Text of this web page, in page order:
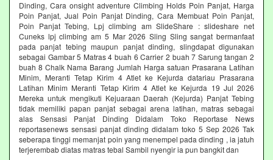
Dinding, Cara onsight adventure Climbing Holds Poin Panjat, Harga
Poin Panjat, Jual Poin Panjat Dinding, Cara Membuat Poin Panjat,
Poin Panjat Tebing, Lpj climbing am SlideShare : slideshare net
Cuneks lpj climbing am 5 Mar 2026 Sling Sling sangat bermanfaat
pada panjat tebing maupun panjat dinding, slingdapat digunakan
sebagai Gambar 5 Matras 4 buah 6 Carrier 2 buah 7 Sarung tangan 2
buah 8 Chalk Nama Barang Jumlah Harga satuan Prasarana Latihan
Minim, Meranti Tetap Kirim 4 Atlet ke Kejurda datariau Prasarana
Latihan Minim Meranti Tetap Kirim 4 Atlet ke Kejurda 19 Jul 2026
Mereka untuk mengikuti Kejuaraan Daerah (Kejurda) Panjat Tebing
tidak memiliki papan panjat sebagai arena latihan, matras sebagai
alas Sensasi Panjat Dinding Didalam Toko Reportase News
reportasenews sensasi panjat dinding didalam toko 5 Sep 2026 Tak
seberapa tinggi memanjat poin yang menempel pada dinding , ia jatuh
terjerembab diatas matras tebal Sambil nyengir ia pun bangkit dan